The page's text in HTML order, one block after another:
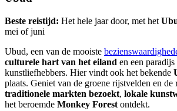
Beste reistijd: Het hele jaar door, met het
mei of juni
Ubud, een van de mooiste
culturele hart van het eiland en een
kunstliefhebbers. Hier vindt ook het bekende
plaats. Geniet van de groene rijstvelden en
traditionele markten bezoekt, lokale
het beroemde Monkey Forest ontdekt.